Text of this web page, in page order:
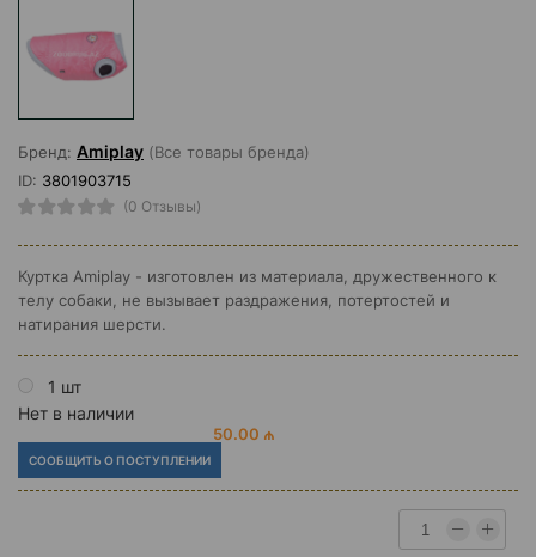
Бренд: Amiplay (Все товары бренда)
ID: 3801903715
(0 Отзывы)
Куртка Amiplay - изготовлен из материала, дружественного к
телу собаки, не вызывает раздражения, потертостей и
натирания шерсти.
1 шт
Нет в наличии
50.00 ₼
СООБЩИТЬ О ПОСТУПЛЕНИИ